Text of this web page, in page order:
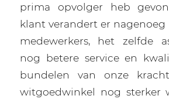
prima opvolger heb
klant verandert er nagenoeg
medewerkers, het zelfde
nog betere service en
bundelen van onze
witgoedwinkel nog sterker